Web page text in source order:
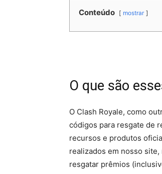
Conteúdo mostrar
O que são
O Clash Royale, como
códigos para resgate de
recursos e produtos
realizados em nosso
resgatar prêmios